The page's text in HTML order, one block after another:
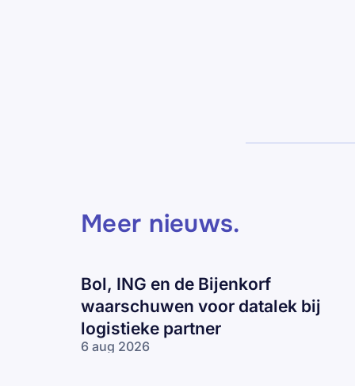
Meer nieuws.
Bol, ING en de Bijenkorf
waarschuwen voor datalek bij
logistieke partner
6 aug 2026